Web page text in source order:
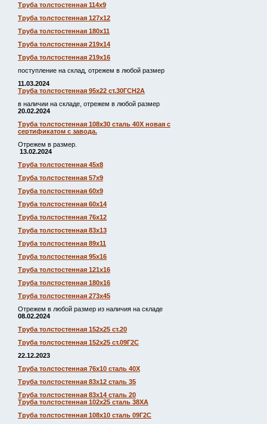
Труба толстостенная 114х9
Труба толстостенная 127х12
Труба толстостенная 180х11
Труба толстостенная 219х14
Труба толстостенная 219х16
поступление на склад, отрежем в любой размер
11.03.2024
Труба толстостенная 95х22 ст.30ГСН2А
в наличии на складе, отрежем в любой размер
20.02.2024
Труба толстостенная 108х30 сталь 40Х новая с
сертификатом с завода.
Отрежем в размер.
13.02.2024
Труба толстостенная 45х8
Труба толстостенная 57х9
Труба толстостенная 60х9
Труба толстостенная 60х14
Труба толстостенная 76х12
Труба толстостенная 83х13
Труба толстостенная 89х11
Труба толстостенная 95х16
Труба толстостенная 121х16
Труба толстостенная 180х16
Труба толстостенная 273х45
Отрежем в любой размер из наличия на складе
08.02.2024
Труба толстостенная 152х25 ст.20
Труба толстостенная 152х25 ст.09Г2С
22.12.2023
Труба толстостенная 76х10 сталь 40Х
Труба толстостенная 83х12 сталь 35
Труба толстостенная 83х14 сталь 20
Труба толстостенная 102х25 сталь 38ХА
Труба толстостенная 108х10 сталь 09Г2С